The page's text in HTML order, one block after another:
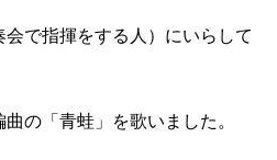
で指揮をする人）にいらして
の「青蛙」を歌いました。